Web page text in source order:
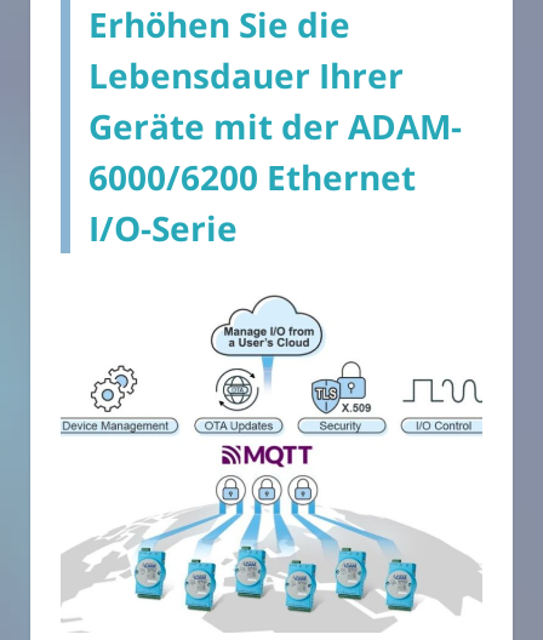
Erhöhen Sie die
Lebensdauer Ihrer
Geräte mit der ADAM-
6000/6200 Ethernet
I/O-Serie